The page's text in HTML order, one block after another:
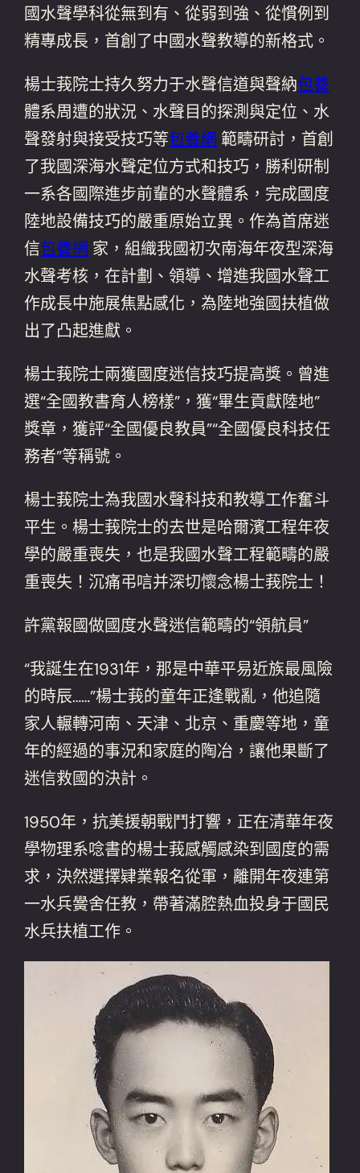
國水聲學科從無到有、從弱到強、從慣例到
精專成長，首創了中國水聲教導的新格式。
楊士莪院士持久努力于水聲信道與聲納包養
體系周遭的狀況、水聲目的探測與定位、水
聲發射與接受技巧等包養網 範疇研討，首創
了我國深海水聲定位方式和技巧，勝利研制
一系各國際進步前輩的水聲體系，完成國度
陸地設備技巧的嚴重原始立異。作為首席迷
信包養網 家，組織我國初次南海年夜型深海
水聲考核，在計劃、領導、增進我國水聲工
作成長中施展焦點感化，為陸地強國扶植做
出了凸起進獻。
楊士莪院士兩獲國度迷信技巧提高獎。曾進
選“全國教書育人榜樣”，獲“畢生貢獻陸地”
獎章，獲評“全國優良教員”“全國優良科技任
務者”等稱號。
楊士莪院士為我國水聲科技和教導工作奮斗
平生。楊士莪院士的去世是哈爾濱工程年夜
學的嚴重喪失，也是我國水聲工程範疇的嚴
重喪失！沉痛弔唁并深切懷念楊士莪院士！
許黨報國做國度水聲迷信範疇的“領航員”
“我誕生在1931年，那是中華平易近族最風險
的時辰……”楊士莪的童年正逢戰亂，他追隨
家人輾轉河南、天津、北京、重慶等地，童
年的經過的事況和家庭的陶冶，讓他果斷了
迷信救國的決計。
1950年，抗美援朝戰鬥打響，正在清華年夜
學物理系唸書的楊士莪感觸感染到國度的需
求，決然選擇肄業報名從軍，離開年夜連第
一水兵黌舍任教，帶著滿腔熱血投身于國民
水兵扶植工作。